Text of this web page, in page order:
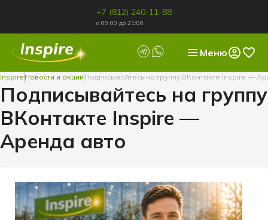
+7 (812) 240-11-88
с 09:00 до 21:00
Меню
Inspire Новости и акции Подписывайтесь на группу ВКонтакте Inspire —
Подписывайтесь на группу
ВКонтакте Inspire —
Аренда авто